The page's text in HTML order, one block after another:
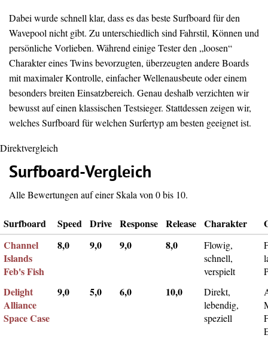
Dabei wurde schnell klar, dass es das beste Surfboard für den
Wavepool nicht gibt. Zu unterschiedlich sind Fahrstil, Können und
persönliche Vorlieben. Während einige Tester den „loosen“
Charakter eines Twins bevorzugten, überzeugten andere Boards
mit maximaler Kontrolle, einfacher Wellenausbeute oder einem
besonders breiten Einsatzbereich. Genau deshalb verzichten wir
bewusst auf einen klassischen Testsieger. Stattdessen zeigen wir,
welches Surfboard für welchen Surfertyp am besten geeignet ist.
Direktvergleich
Surfboard-Vergleich
Alle Bewertungen auf einer Skala von 0 bis 10.
Surfboard Speed Drive Response Release Charakter
Channel
Islands
Feb's Fish
8,0 9,0 9,0 8,0
Flowig,
schnell,
verspielt
Delight
Alliance
Space Case
9,0 5,0 6,0 10,0
Direkt,
lebendig,
speziell